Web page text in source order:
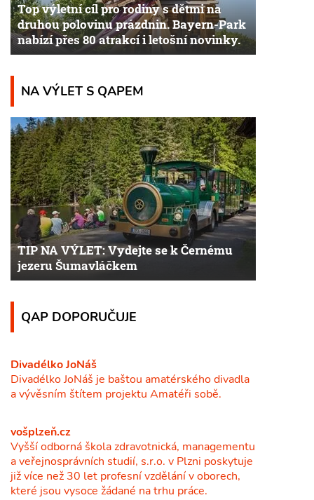
Top výletní cíl pro rodiny s dětmi na
druhou polovinu prázdnin. Bayern-Park
nabízí přes 80 atrakcí i letošní novinky.
NA VÝLET S QAPEM
TIP NA VÝLET: Vydejte se k Černému
jezeru Šumavláčkem
QAP DOPORUČUJE
Divadélko JoNáš
Divadélko JoNáš je baštou amatérského divadla
a vývěsním štítem projektu Amatéři sobě.
vošplzeň.cz
Vyšší odborná škola zdravotnická, managementu
a veřejnosprávních studií, s.r.o. v Plzni poskytuje
již více než 30 let profesní vzdělání v oborech,
které jsou vysoce žádané na trhu práce.